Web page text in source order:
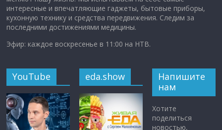
интересные и впечатляющие гаджеты, бытовые приборы,
кухонную технику и средства передвижения. Следим за
последними достижениями медицины.
Эфир: каждое воскресенье в 11:00 на НТВ.
YouTube eda.show
Напишите
нам
Хотите
поделиться
новостью,